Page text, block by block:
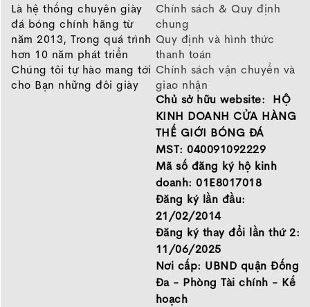
Là hệ thống chuyên giày
đá bóng chính hãng từ
năm 2013, Trong quá trình
hơn 10 năm phát triển
Chúng tôi tự hào mang tới
cho Bạn những đôi giày
Chính sách & Quy định
chung
Quy định và hình thức
thanh toán
Chính sách vận chuyển và
giao nhận
Chính sách bảo hành
Chính sách bảo mật thông
tin
Chủ sở hữu website: HỘ
KINH DOANH CỬA HÀNG
THẾ GIỚI BÓNG ĐÁ
MST: 040091092229
Mã số đăng ký hộ kinh
doanh: 01E8017018
Đăng ký lần đầu:
21/02/2014
Đăng ký thay đổi lần thứ 2:
11/06/2025
Nơi cấp: UBND quận Đống
Đa - Phòng Tài chính - Kế
hoạch